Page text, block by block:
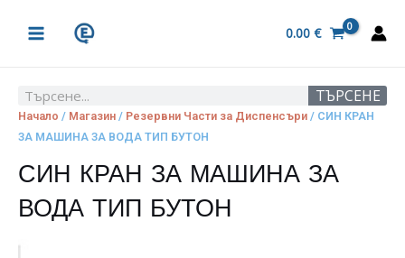
MENU
0.00 €
Search ТЪРСЕНЕ
Начало / Магазин / Резервни Части за Диспенсъри / СИН КРАН
ЗА МАШИНА ЗА ВОДА ТИП БУТОН
СИН КРАН ЗА МАШИНА ЗА
ВОДА ТИП БУТОН